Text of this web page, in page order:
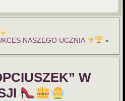
NASZEGO UCZNIA
»
W